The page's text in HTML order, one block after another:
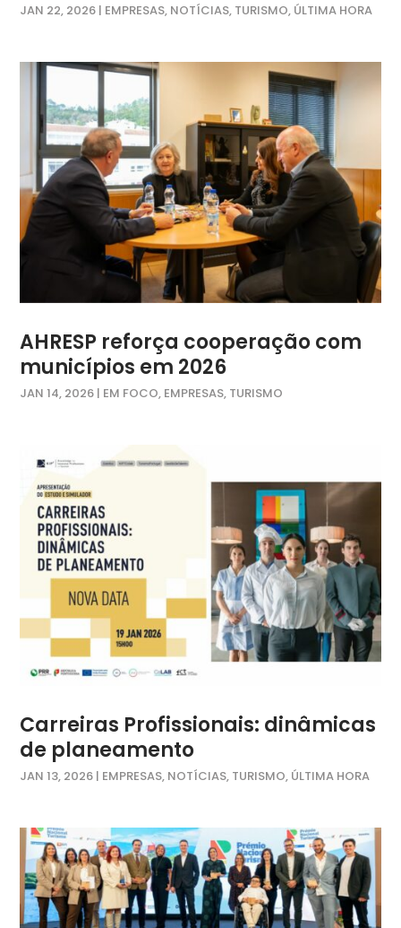
JAN 22, 2026 | EMPRESAS, NOTÍCIAS, TURISMO, ÚLTIMA HORA
AHRESP reforça cooperação com
municípios em 2026
JAN 14, 2026 | EM FOCO, EMPRESAS, TURISMO
Carreiras Profissionais: dinâmicas
de planeamento
JAN 13, 2026 | EMPRESAS, NOTÍCIAS, TURISMO, ÚLTIMA HORA